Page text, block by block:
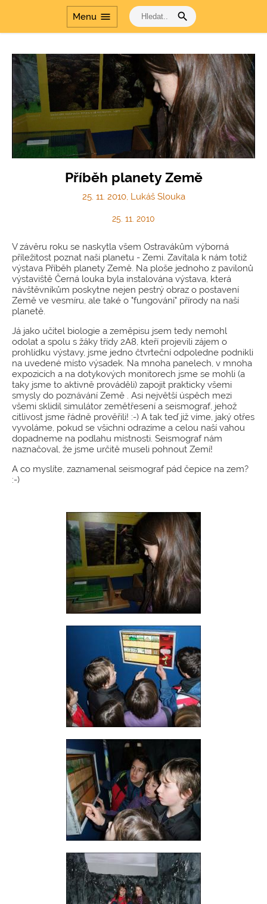
Menu menu search
Příběh planety Země
25. 11. 2010, Lukáš Slouka
25. 11. 2010
V závěru roku se naskytla všem Ostravákům výborná
příležitost poznat naši planetu - Zemi. Zavítala k nám totiž
výstava Příběh planety Země. Na ploše jednoho z pavilonů
výstaviště Černá louka byla instalována výstava, která
návštěvníkům poskytne nejen pestrý obraz o postavení
Země ve vesmíru, ale také o "fungování" přírody na naší
planetě.
Já jako učitel biologie a zeměpisu jsem tedy nemohl
odolat a spolu s žáky třídy 2A8, kteří projevili zájem o
prohlídku výstavy, jsme jedno čtvrteční odpoledne podnikli
na uvedené místo výsadek. Na mnoha panelech, v mnoha
expozicích a na dotykových monitorech jsme se mohli (a
taky jsme to aktivně prováděli) zapojit prakticky všemi
smysly do poznávání Země . Asi největší úspěch mezi
všemi sklidil simulátor zemětřesení a seismograf, jehož
citlivost jsme řádně prověřili! :-) A tak teď již víme, jaký otřes
vyvoláme, pokud se všichni odrazíme a celou naší vahou
dopadneme na podlahu místnosti. Seismograf nám
naznačoval, že jsme určitě museli pohnout Zemí!
A co myslíte, zaznamenal seismograf pád čepice na zem?
:-)